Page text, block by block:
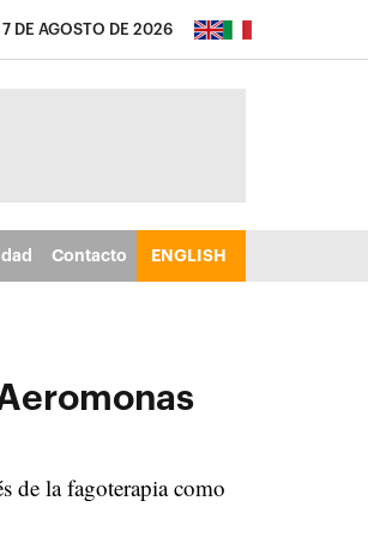
DE AGOSTO DE 2026
Contacto ENGLISH
de la fagoterapia como